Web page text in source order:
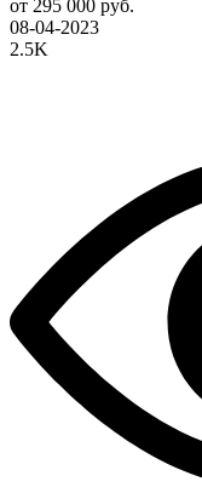
от 295 000 руб.
08-04-2023
2.5K